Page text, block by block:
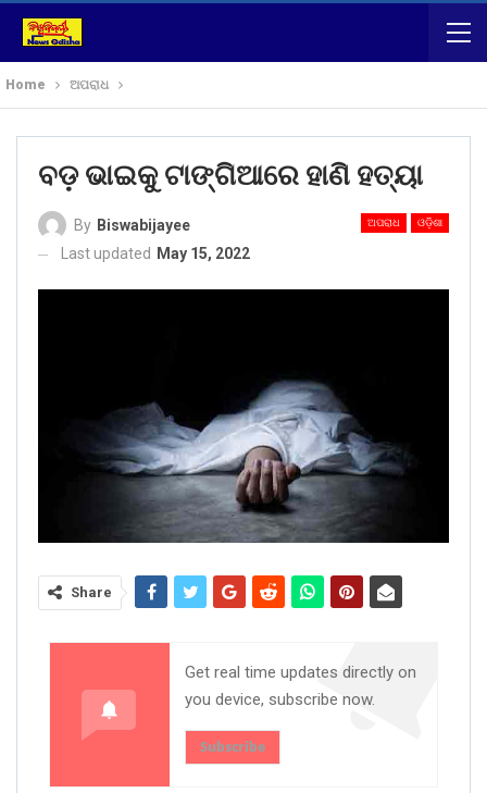
Home ଅପରାଧ
ବଡ଼ ଭାଇକୁ ଟାଙ୍ଗିଆରେ ହାଣି ହତ୍ୟା
ଅପରାଧ ଓଡ଼ିଶା
By Biswabijayee
Last updated
May 15, 2022
Share
Get real time updates directly on
you device, subscribe now.
Subscribe